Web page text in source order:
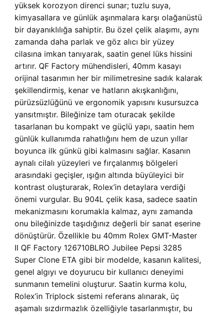
yüksek korozyon direnci sunar; tuzlu suya,
kimyasallara ve günlük aşınmalara karşı olağanüstü
bir dayanıklılığa sahiptir. Bu özel çelik alaşımı, aynı
zamanda daha parlak ve göz alıcı bir yüzey
cilasına imkan tanıyarak, saatin genel lüks hissini
artırır. QF Factory mühendisleri, 40mm kasayı
orijinal tasarımın her bir milimetresine sadık kalarak
şekillendirmiş, kenar ve hatların akışkanlığını,
pürüzsüzlüğünü ve ergonomik yapısını kusursuzca
yansıtmıştır. Bileğinize tam oturacak şekilde
tasarlanan bu kompakt ve güçlü yapı, saatin hem
günlük kullanımda rahatlığını hem de uzun yıllar
boyunca ilk günkü gibi kalmasını sağlar. Kasanın
aynalı cilalı yüzeyleri ve fırçalanmış bölgeleri
arasındaki geçişler, ışığın altında büyüleyici bir
kontrast oluşturarak, Rolex’in detaylara verdiği
önemi vurgular. Bu 904L çelik kasa, sadece saatin
mekanizmasını korumakla kalmaz, aynı zamanda
onu bileğinizde taşıdığınız değerli bir sanat eserine
dönüştürür. Özellikle bu 40mm Rolex GMT-Master
II QF Factory 126710BLRO Jubilee Pepsi 3285
Super Clone ETA gibi bir modelde, kasanın kalitesi,
genel algıyı ve doyurucu bir kullanıcı deneyimi
sunmanın temelini oluşturur. Saatin kurma kolu,
Rolex’in Triplock sistemi referans alınarak, üç
aşamalı sızdırmazlık özelliğiyle tasarlanmıştır, bu